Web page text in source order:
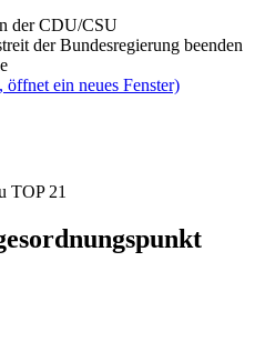
der CDU/CSU
der Bundesregierung beenden
ein neues Fenster)
TOP 21